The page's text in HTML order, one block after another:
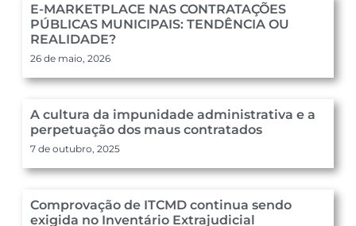
E-MARKETPLACE NAS CONTRATAÇÕES
PÚBLICAS MUNICIPAIS: TENDÊNCIA OU
REALIDADE?
26 de maio, 2026
A cultura da impunidade administrativa e a
perpetuação dos maus contratados
7 de outubro, 2025
Comprovação de ITCMD continua sendo
exigida no Inventário Extrajudicial